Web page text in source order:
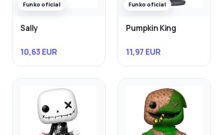
Funko oficial
Sally
10,63 EUR
Funko oficial
Pumpkin King
11,97 EUR